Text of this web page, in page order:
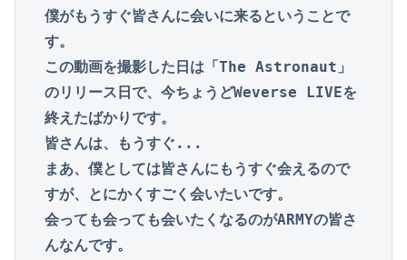
僕がもうすぐ皆さんに会いに来るということで
す。
この動画を撮影した日は「The Astronaut」
のリリース日で、今ちょうどWeverse LIVEを
終えたばかりです。
皆さんは、もうすぐ...
まあ、僕としては皆さんにもうすぐ会えるので
すが、とにかくすごく会いたいです。
会っても会っても会いたくなるのがARMYの皆さ
んなんです。